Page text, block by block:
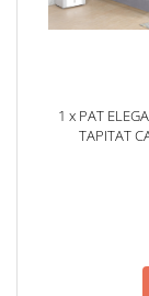
1 x PAT
TAPITAT